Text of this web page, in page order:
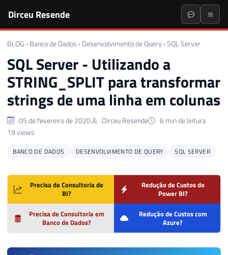
Dirceu Resende
BLOG › Banco de Dados › Desenvolvimento de Query ›SQL Server
SQL Server - Utilizando a
STRING_SPLIT para transformar
strings de uma linha em colunas
05 de fevereiro de 2020 Dirceu Resende
6 min de leitura
19 views
BANCO DE DADOS DESENVOLVIMENTO DE QUERY SQL SERVER
Precisa de Consultoria de
BI?
Redução de Custos do
Power BI?
Precisa de Consultoria em
Banco de Dados?
Redução de Custos com
Azure?